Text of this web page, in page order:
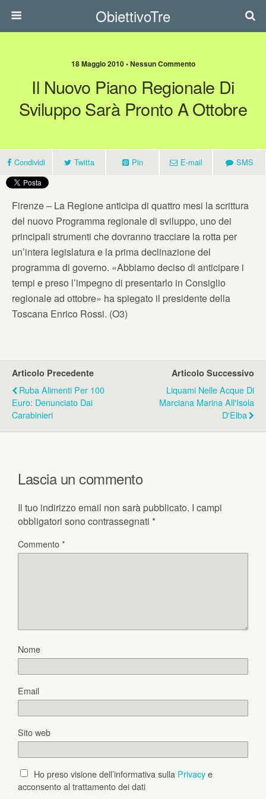
ObiettivoTre
18 Maggio 2010 • Nessun Commento
Il Nuovo Piano Regionale Di
Sviluppo Sarà Pronto A Ottobre
Condividi Twitta Pin E-mail SMS
Firenze – La Regione anticipa di quattro mesi la scrittura
del nuovo Programma regionale di sviluppo, uno dei
principali strumenti che dovranno tracciare la rotta per
un’intera legislatura e la prima declinazione del
programma di governo. «Abbiamo deciso di anticipare i
tempi e preso l’impegno di presentarlo in Consiglio
regionale ad ottobre» ha spiegato il presidente della
Toscana Enrico Rossi. (O3)
Articolo Precedente
Ruba Alimenti Per 100
Euro: Denunciato Dai
Carabinieri
Articolo Successivo
Liquami Nelle Acque Di
Marciana Marina All'Isola
D'Elba
Lascia un commento
Il tuo indirizzo email non sarà pubblicato. I campi
obbligatori sono contrassegnati *
Commento*
Nome
Email
Sito web
Ho preso visione dell’informativa sulla Privacye
acconsento al trattamento dei dati